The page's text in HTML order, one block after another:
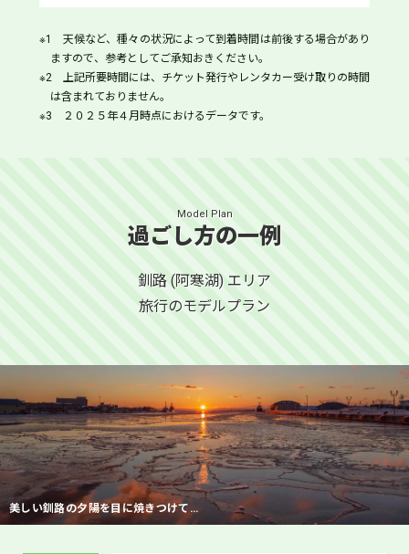
1 天候など、種々の状況によって到着時間は前後する場合があり
ますので、参考としてご承知おきください。
2 上記所要時間には、チケット発行やレンタカー受け取りの時間
は含まれておりません。
3 ２０２５年４月時点におけるデータです。
Model Plan
過ごし方の一例
釧路 (阿寒湖) エリア
旅行のモデルプラン
美しい釧路の夕陽を目に焼きつけて…